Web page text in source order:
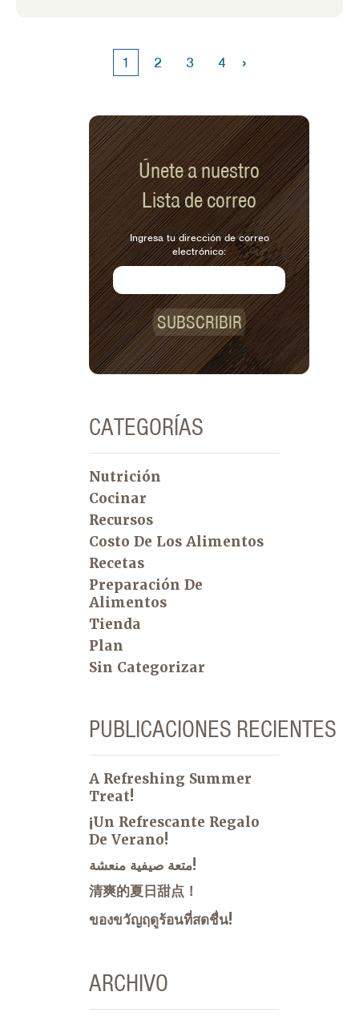
bocadillos y comidas al aire libre. Los
picnics le permiten comer a su propio
parque o un patio de recreo; ¡Un
ganar-ganar para cualquier padre!
1 2 3 4 ›
Únete a nuestro
Lista de correo
Ingresa tu dirección de correo
electrónico:
SUBSCRIBIR
CATEGORÍAS
Nutrición
Cocinar
Recursos
Costo De Los Alimentos
Recetas
Preparación De
Alimentos
Tienda
Plan
Sin Categorizar
PUBLICACIONES RECIENTES
A Refreshing Summer
Treat!
¡Un Refrescante Regalo
De Verano!
متعة صيفية منعشة!
清爽的夏日甜点！
ของขวัญฤดูร้อนที่สดชื่น!
ARCHIVO